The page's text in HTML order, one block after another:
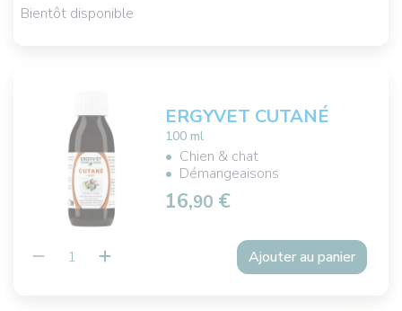
Bientôt disponible
ERGYVET CUTANÉ
100 ml
Chien & chat
Démangeaisons
16,90 €
Ajouter au panier